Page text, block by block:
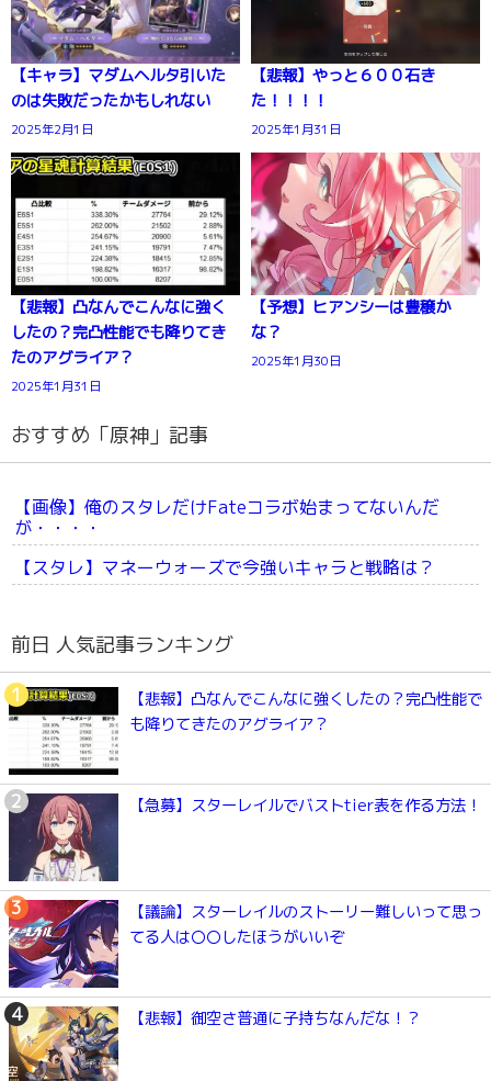
【キャラ】マダムヘルタ引いた
のは失敗だったかもしれない
2025年2月1日
【悲報】やっと６００石き
た！！！！
2025年1月31日
【悲報】凸なんでこんなに強く
したの？完凸性能でも降りてき
たのアグライア？
2025年1月31日
【予想】ヒアンシーは豊穣か
な？
2025年1月30日
おすすめ「原神」記事
【画像】俺のスタレだけFateコラボ始まってないんだ
が・・・・
【スタレ】マネーウォーズで今強いキャラと戦略は？
前日 人気記事ランキング
【悲報】凸なんでこんなに強くしたの？完凸性能で
も降りてきたのアグライア？
【急募】スターレイルでバストtier表を作る方法！
【議論】スターレイルのストーリー難しいって思っ
てる人は〇〇したほうがいいぞ
【悲報】御空さ普通に子持ちなんだな！？